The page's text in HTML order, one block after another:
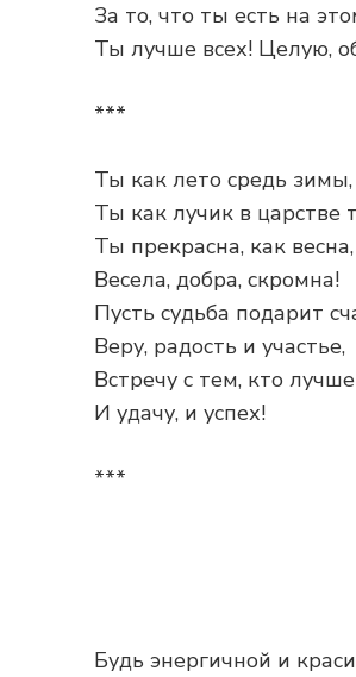
За то, что ты есть на
Ты лучше всех! Целую,
***
Ты как лето средь зимы,
Ты как лучик в царстве
Ты прекрасна, как весна,
Весела, добра, скромна!
Пусть судьба подарит
Веру, радость и участье,
Встречу с тем, кто
И удачу, и успех!
***
Будь энергичной и